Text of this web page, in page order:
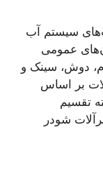
سیستم آب
عمومی
دوش، سینک و
بر اساس
تقسیم
شودر